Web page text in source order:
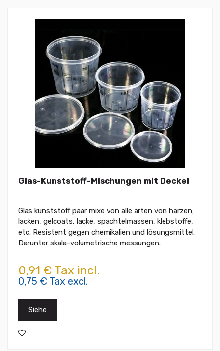
Glas-Kunststoff-Mischungen mit Deckel
Glas kunststoff paar mixe von alle arten von harzen,
lacken, gelcoats, lacke, spachtelmassen, klebstoffe,
etc. Resistent gegen chemikalien und lösungsmittel.
Darunter skala-volumetrische messungen.
0,91 € Tax incl.
0,75 € Tax excl.
Siehe